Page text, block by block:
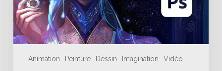
Animation Peinture Dessin Imagination Vidéo